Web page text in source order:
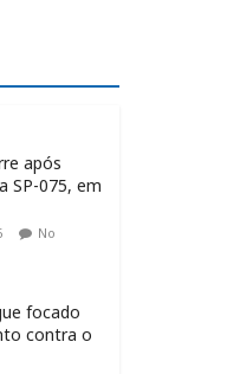
após
SP-075, em
No
focado
contra o